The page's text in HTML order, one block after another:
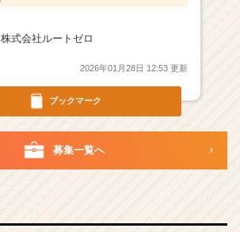
e
a
e
r）
ブックマーク
株式会社ルートゼロ
2026年01月28日 12:53 更新
募集一覧へ